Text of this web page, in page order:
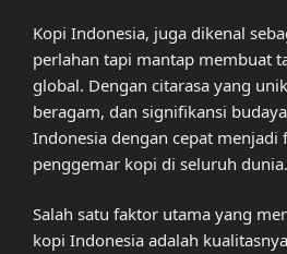
Kopi Indonesia, juga dikenal
perlahan tapi mantap membuat
global. Dengan citarasa yang
beragam, dan signifikansi
Indonesia dengan cepat menjadi
penggemar kopi di seluruh dunia.
Salah satu faktor utama yang
kopi Indonesia adalah